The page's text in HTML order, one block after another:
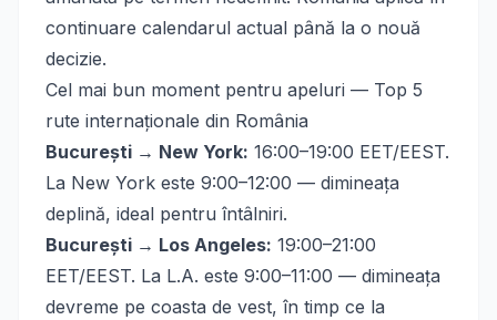
continuare calendarul actual până la o nouă
decizie.
Cel mai bun moment pentru apeluri — Top 5
rute internaționale din România
București → New York: 16:00–19:00 EET/EEST.
La New York este 9:00–12:00 — dimineața
deplină, ideal pentru întâlniri.
București → Los Angeles: 19:00–21:00
EET/EEST. La L.A. este 9:00–11:00 — dimineața
devreme pe coasta de vest, în timp ce la